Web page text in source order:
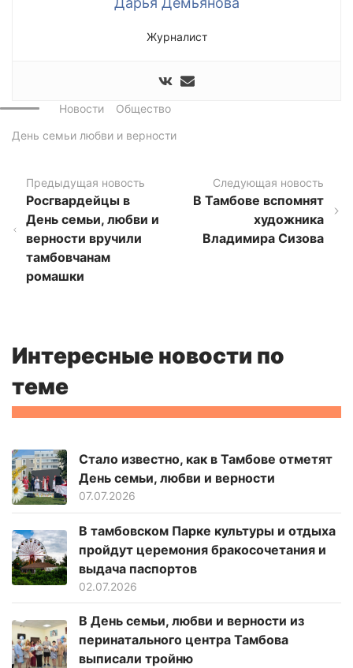
Журналист
Новости
Общество
День семьи любви и верности
Предыдущая новость
Росгвардейцы в
День семьи, любви и
верности вручили
тамбовчанам
ромашки
Следующая новость
В Тамбове вспомнят
художника
Владимира Сизова
Интересные новости по
теме
Стало известно, как в Тамбове отметят
День семьи, любви и верности
07.07.2026
В тамбовском Парке культуры и отдыха
пройдут церемония бракосочетания и
выдача паспортов
02.07.2026
В День семьи, любви и верности из
перинатального центра Тамбова
выписали тройню